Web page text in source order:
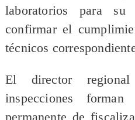
laboratorios para su
confirmar el
técnicos
El director
inspecciones
permanente de